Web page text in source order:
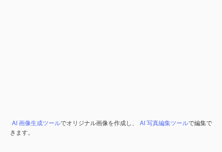
AI 画像生成ツールでオリジナル画像を作成し、 AI 写真編集ツールで編集で
きます。